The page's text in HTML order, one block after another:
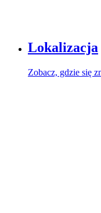
Lokalizacja
Zobacz, gdzie się